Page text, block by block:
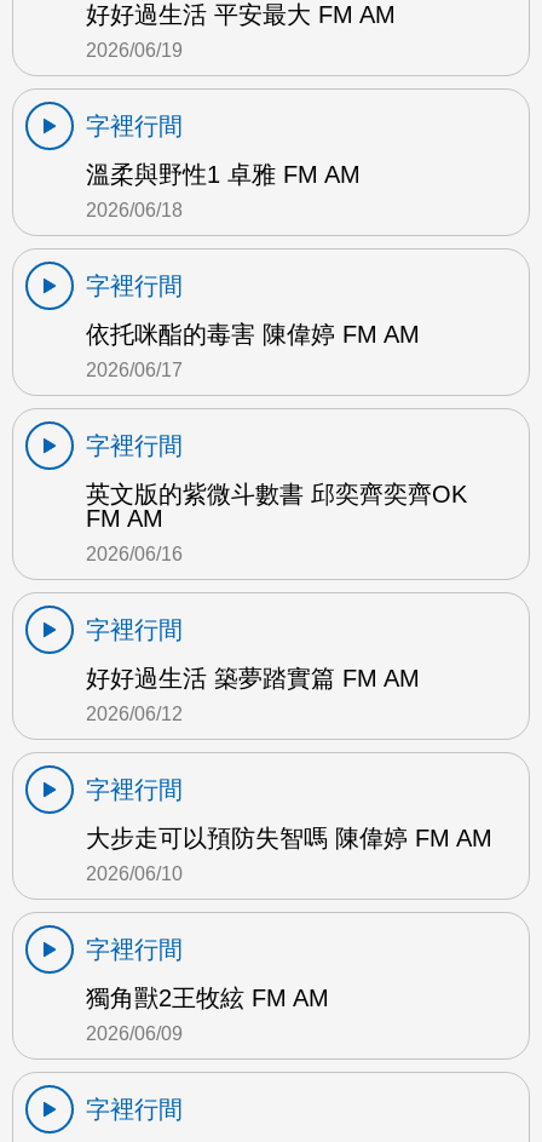
好好過生活 平安最大 FM AM
2026/06/19
字裡行間
溫柔與野性1 卓雅 FM AM
2026/06/18
字裡行間
依托咪酯的毒害 陳偉婷 FM AM
2026/06/17
字裡行間
英文版的紫微斗數書 邱奕齊奕齊OK
FM AM
2026/06/16
字裡行間
好好過生活 築夢踏實篇 FM AM
2026/06/12
字裡行間
大步走可以預防失智嗎 陳偉婷 FM AM
2026/06/10
字裡行間
獨角獸2王牧絃 FM AM
2026/06/09
字裡行間